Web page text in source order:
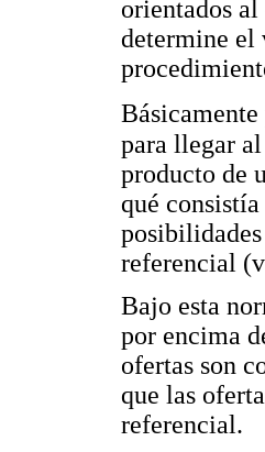
orientados
determine el
para llegar
producto de
qué
referencial
Bajo esta
por encima
ofertas son
que las
referencial.